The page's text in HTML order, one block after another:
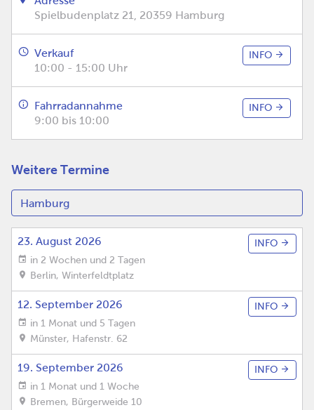
Spielbudenplatz 21, 20359 Hamburg
Verkauf
10:00 - 15:00 Uhr
INFO
Fahrradannahme
9:00 bis 10:00
INFO
Weitere Termine
23. August 2026
in 2 Wochen und 2 Tagen
Berlin, Winterfeldtplatz
INFO
12. September 2026
in 1 Monat und 5 Tagen
Münster, Hafenstr. 62
INFO
19. September 2026
in 1 Monat und 1 Woche
Bremen, Bürgerweide 10
INFO